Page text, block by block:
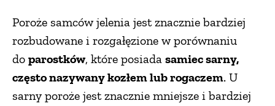
Poroże samców jelenia jest znacznie bardziej
rozbudowane i rozgałęzione w porównaniu
do parostków, które posiada samiec sarny,
często nazywany kozłem lub rogaczem. U
sarny poroże jest znacznie mniejsze i bardziej